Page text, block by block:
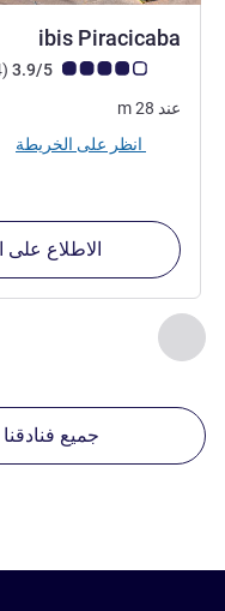
السابق - منشآتنا
الصفحة
ibis Piracicaba
ملاحظة أراء العملاء (رأي ALL) (974
عند
m28
الاطلاع على
جميع